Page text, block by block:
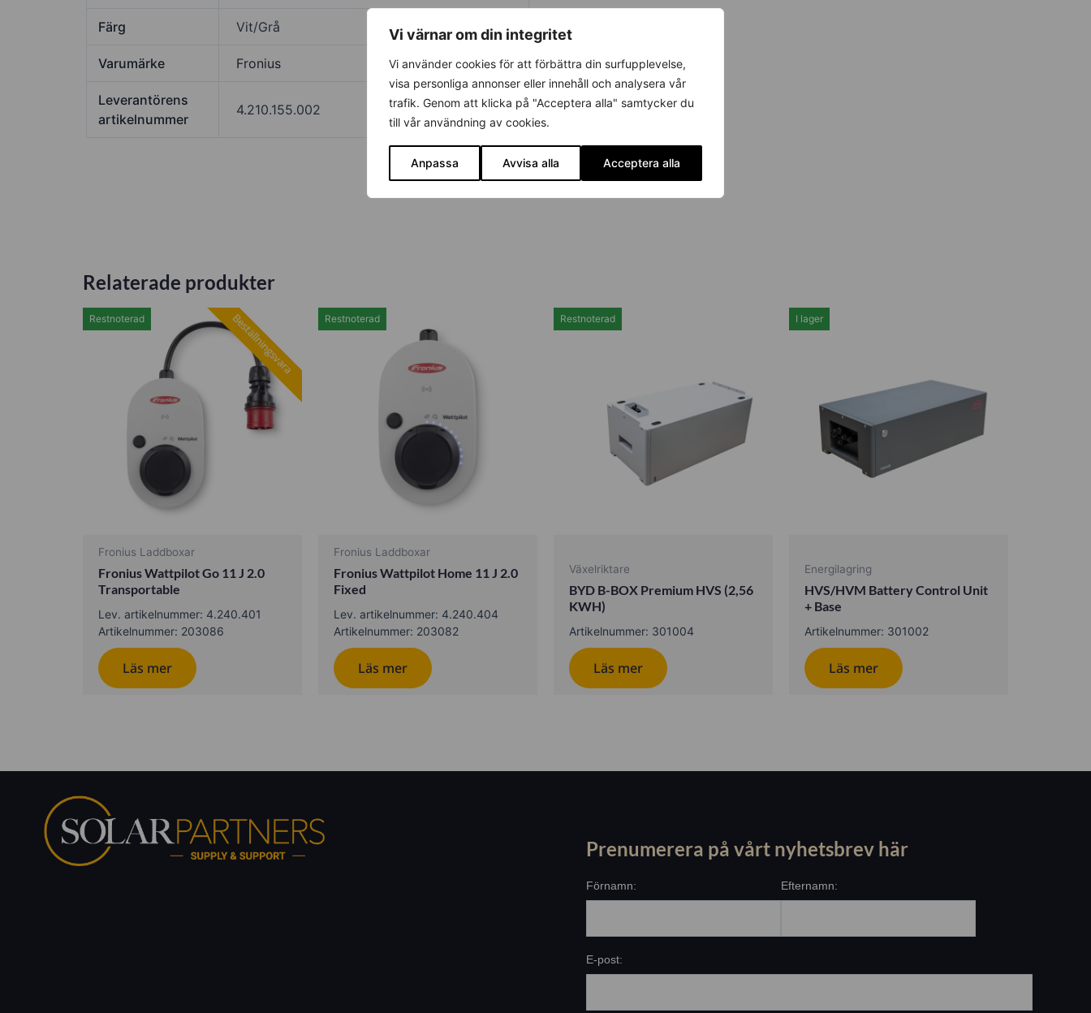
Vi värnar om din integritet
Vi använder cookies för att förbättra din surfupplevelse,
visa personliga annonser eller innehåll och analysera vår
trafik. Genom att klicka på "Acceptera alla" samtycker du
till vår användning av cookies.
Anpassa Avvisa alla Acceptera alla
Färg Vit/Grå
Varumärke Fronius
Leverantörens
artikelnummer
4.210.155.002
Relaterade produkter
Beställningsvara
Fronius Laddboxar
Fronius Wattpilot Go 11 J 2.0
Transportable
Lev. artikelnummer: 4.240.401
Artikelnummer: 203086
Restnoterad
Läs mer
Fronius Laddboxar
Fronius Wattpilot Home 11 J 2.0
Fixed
Lev. artikelnummer: 4.240.404
Artikelnummer: 203082
Restnoterad
Läs mer
Växelriktare
BYD B-BOX Premium HVS (2,56
KWH)
Artikelnummer: 301004
Restnoterad
Läs mer
Energilagring
HVS/HVM Battery Control Unit
+ Base
Artikelnummer: 301002
I lager
Läs mer
Prenumerera på vårt nyhetsbrev här
Förnamn: Efternamn:
E-post: